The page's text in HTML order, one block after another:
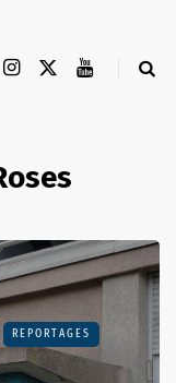
REPORTAGES